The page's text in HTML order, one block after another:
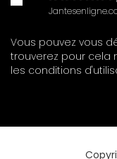
Vous pouvez vous
trouverez pour cela
les conditions